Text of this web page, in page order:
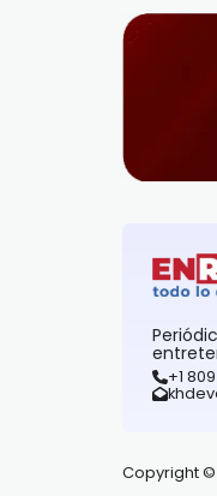
+1
Copyright ©